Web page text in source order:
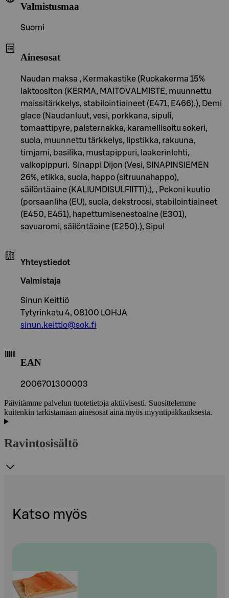
Valmistusmaa
Suomi
Ainesosat
Naudan maksa , Kermakastike (Ruokakerma 15%
laktoositon (KERMA, MAITOVALMISTE, muunnettu
maissitärkkelys, stabilointiaineet (E471, E466).), Demi
glace (Naudanluut, vesi, porkkana, sipuli,
tomaattipyre, palsternakka, karamellisoitu sokeri,
suola, muunnettu tärkkelys, lipstikka, rakuuna,
timjami, basilika, mustapippuri, laakerinlehti,
valkopippuri. Sinappi Dijon (Vesi, SINAPINSIEMEN
26%, etikka, suola, happo (sitruunahappo),
säilöntäaine (KALIUMDISULFIITTI).), , Pekoni kuutio
(porsaanliha (EU), suola, dekstroosi, stabilointiaineet
(E450, E451), hapettumisenestoaine (E301),
savuaromi, säilöntäaine (E250).), Sipul
Yhteystiedot
Valmistaja
Sinun Keittiö
Tytyrinkatu 4, 08100 LOHJA
sinun.keittio@sok.fi
EAN
2006701300003
Päivitämme palvelun tuotetietoja aktiivisesti. Suosittelemme
kuitenkin tarkistamaan ainesosat aina myös myyntipakkauksesta.
Ravintosisältö
Katso myös